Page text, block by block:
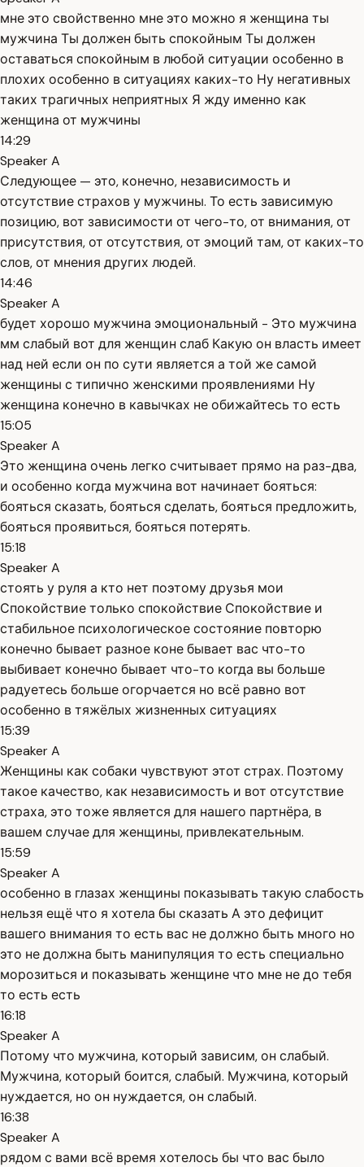
мне это свойственно мне это можно я женщина ты
мужчина Ты должен быть спокойным Ты должен
оставаться спокойным в любой ситуации особенно в
плохих особенно в ситуациях каких-то Ну негативных
таких трагичных неприятных Я жду именно как
женщина от мужчины
14:29
Speaker A
Следующее — это, конечно, независимость и
отсутствие страхов у мужчины. То есть зависимую
позицию, вот зависимости от чего-то, от внимания, от
присутствия, от отсутствия, от эмоций там, от каких-то
слов, от мнения других людей.
14:46
Speaker A
будет хорошо мужчина эмоциональный - Это мужчина
мм слабый вот для женщин слаб Какую он власть имеет
над ней если он по сути является а той же самой
женщины с типично женскими проявлениями Ну
женщина конечно в кавычках не обижайтесь то есть
15:05
Speaker A
Это женщина очень легко считывает прямо на раз-два,
и особенно когда мужчина вот начинает бояться:
бояться сказать, бояться сделать, бояться предложить,
бояться проявиться, бояться потерять.
15:18
Speaker A
стоять у руля а кто нет поэтому друзья мои
Спокойствие только спокойствие Спокойствие и
стабильное психологическое состояние повторю
конечно бывает разное коне бывает вас что-то
выбивает конечно бывает что-то когда вы больше
радуетесь больше огорчается но всё равно вот
особенно в тяжёлых жизненных ситуациях
15:39
Speaker A
Женщины как собаки чувствуют этот страх. Поэтому
такое качество, как независимость и вот отсутствие
страха, это тоже является для нашего партнёра, в
вашем случае для женщины, привлекательным.
15:59
Speaker A
особенно в глазах женщины показывать такую слабость
нельзя ещё что я хотела бы сказать А это дефицит
вашего внимания то есть вас не должно быть много но
это не должна быть манипуляция то есть специально
морозиться и показывать женщине что мне не до тебя
то есть есть
16:18
Speaker A
Потому что мужчина, который зависим, он слабый.
Мужчина, который боится, слабый. Мужчина, который
нуждается, но он нуждается, он слабый.
16:38
Speaker A
рядом с вами всё время хотелось бы что вас было